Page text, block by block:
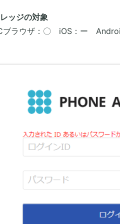
ッジの対象
ブラウザ：〇 iOS：ー